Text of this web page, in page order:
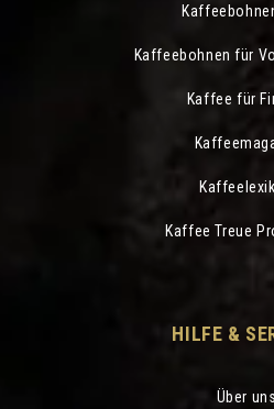
Kaffeebohnen für
Kaffee für
Kaffee Treue
HILFE &
Über uns